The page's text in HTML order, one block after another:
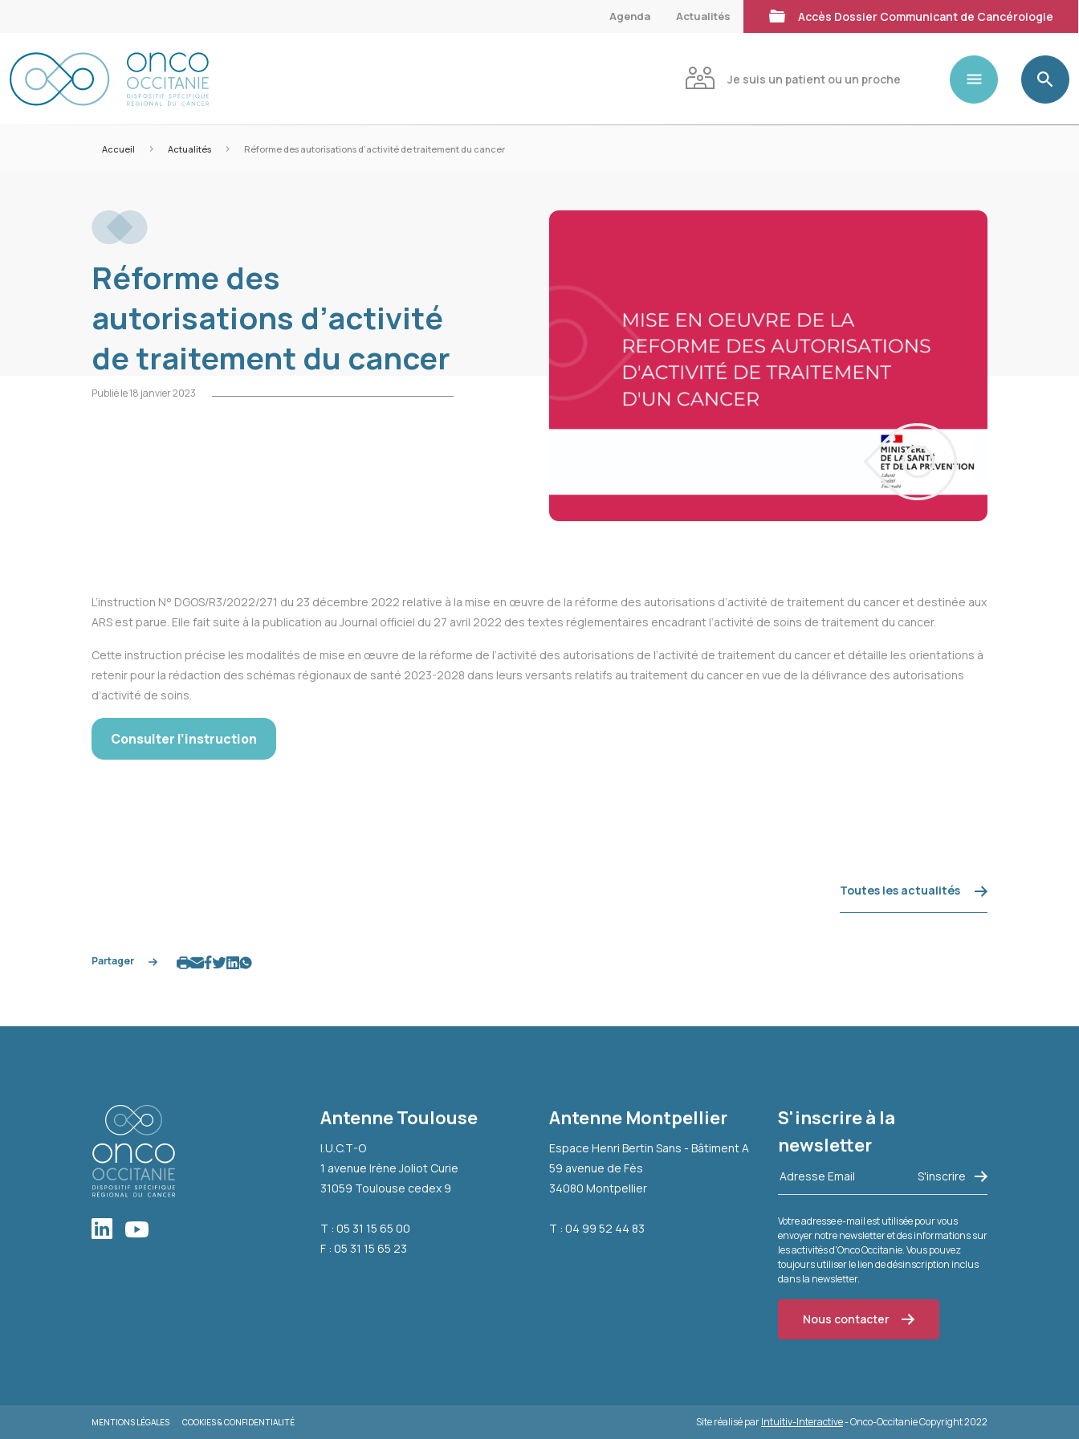
Agenda Actualités Accès Dossier Communicant de Cancérologie
Je suis un patient ou un proche
Accueil > Actualités > Réforme des autorisations d’activité de traitement du cancer
Réforme des
autorisations d’activité
de traitement du cancer
Publié le 18 janvier 2023
L’instruction N° DGOS/R3/2022/271 du 23 décembre 2022 relative à la mise en œuvre de la réforme des autorisations d’activité de traitement du cancer et destinée aux
ARS est parue. Elle fait suite à la publication au Journal officiel du 27 avril 2022 des textes réglementaires encadrant l’activité de soins de traitement du cancer.
Cette instruction précise les modalités de mise en œuvre de la réforme de l’activité des autorisations de l’activité de traitement du cancer et détaille les orientations à
retenir pour la rédaction des schémas régionaux de santé 2023-2028 dans leurs versants relatifs au traitement du cancer en vue de la délivrance des autorisations
d’activité de soins.
Consulter l’instruction
Toutes les actualités
Partager
Antenne Toulouse
I.U.C.T-O
1 avenue Irène Joliot Curie
31059 Toulouse cedex 9
T : 05 31 15 65 00
F : 05 31 15 65 23
Antenne Montpellier
Espace Henri Bertin Sans - Bâtiment A
59 avenue de Fès
34080 Montpellier
T : 04 99 52 44 83
S'inscrire à la
newsletter
Votre adresse e-mail est utilisée pour vous
envoyer notre newsletter et des informations sur
les activités d'Onco Occitanie. Vous pouvez
toujours utiliser le lien de désinscription inclus
dans la newsletter.
Nous contacter
MENTIONS LÉGALES COOKIES & CONFIDENTIALITÉ Site réalisé parIntuitiv-Interactive- Onco-Occitanie Copyright 2022